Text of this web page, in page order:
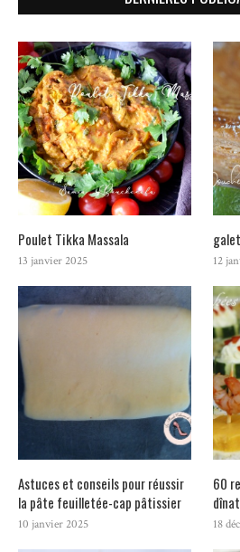
Poulet Tikka Massala
13 janvier 2025 12
Astuces et conseils pour réussir
la pâte feuilletée-cap pâtissier
10 janvier 2025
60
18